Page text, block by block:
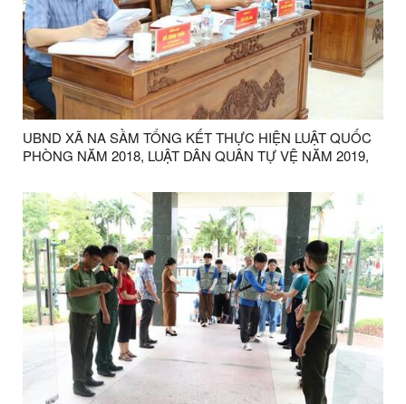
UBND XÃ NA SẦM TỔNG KẾT THỰC HIỆN LUẬT QUỐC
PHÒNG NĂM 2018, LUẬT DÂN QUÂN TỰ VỆ NĂM 2019,